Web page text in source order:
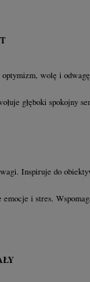
optymizm, wolę i
głęboki spokojny
Inspiruje do
i stres.